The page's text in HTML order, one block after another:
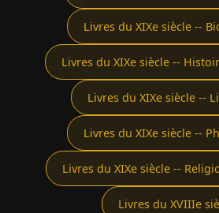
Livres du XIXe siècle --
Livres du XIXe siècle --
Livres du XIXe siècle --
Livres du XIXe siècle --
Livres du XIXe siècle --
Livres du XVIIIe